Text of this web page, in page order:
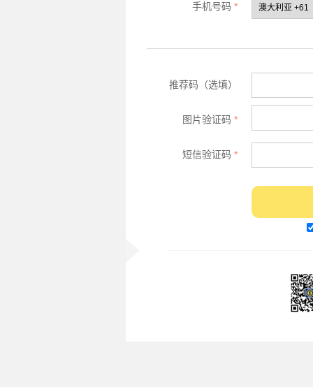
手机号码 *
推荐码（选填）
图片验证码 *
短信验证码 *